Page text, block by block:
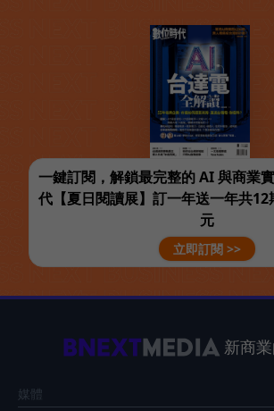
一鍵訂閱，解鎖最完整的 AI 與商業
代【夏日閱讀展】訂一年送一年共
元
立即訂閱 >>
新商
媒體